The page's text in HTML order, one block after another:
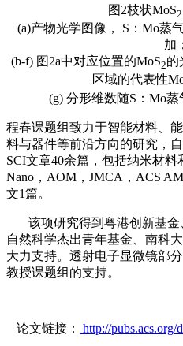
图2枝状MoS2
(a)产物光学图像， S：Mo蒸
加；
(b-f) 图2a中对应位置的MoS2的
区域的代表性
(g) 分形维数随S：Mo蒸
程春课题组致力于智能材料、
料与器件等前沿方向的研究，
SCI文章40余篇，包括纳米材
Nano，AOM，JMCA，ACS
文1篇。
该项研究得到粤港创新基金
自然科学杰出青年基金、南科
大力支持。透射电子显微镜部
教授课题组的支持。
论文链接： http://pubs.acs.org/